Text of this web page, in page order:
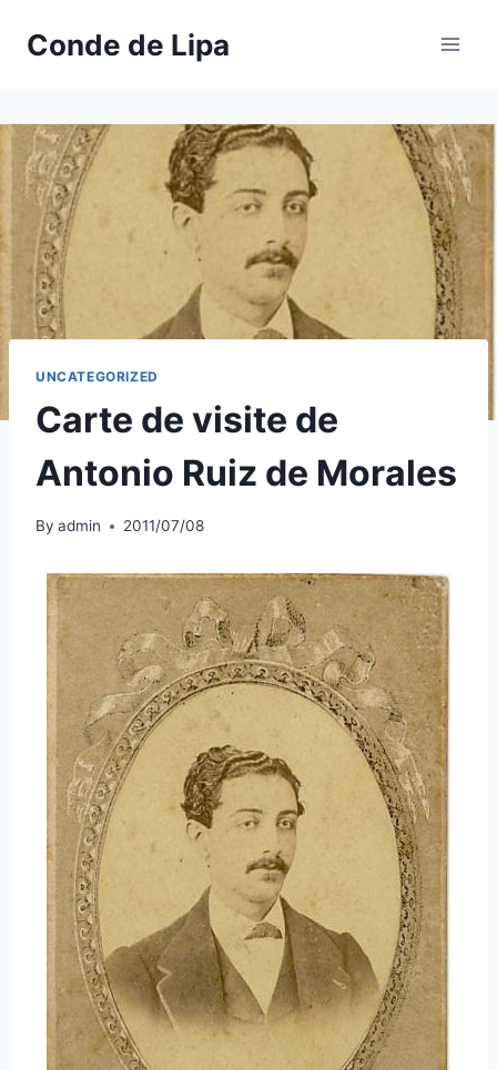
Conde de Lipa
UNCATEGORIZED
Carte de visite de
Antonio Ruiz de Morales
By admin 2011/07/08